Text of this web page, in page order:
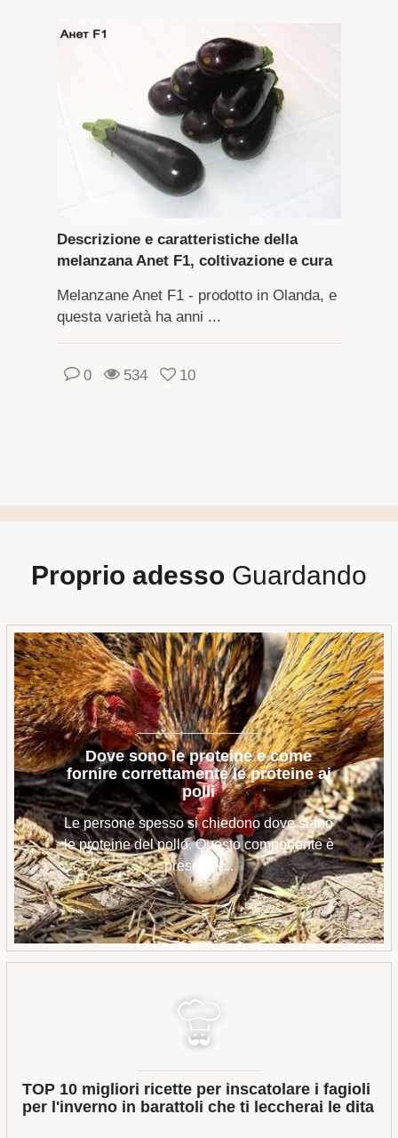
Descrizione e caratteristiche della
melanzana Anet F1, coltivazione e cura
Melanzane Anet F1 - prodotto in Olanda, e
questa varietà ha anni ...
0 534 10
Proprio adessoGuardando
Dove sono le proteine ​​e come
fornire correttamente le proteine ​​ai
polli
Le persone spesso si chiedono dove siano
le proteine ​​del pollo. Questo componente è
presente ...
TOP 10 migliori ricette per inscatolare i fagioli
per l'inverno in barattoli che ti leccherai le dita